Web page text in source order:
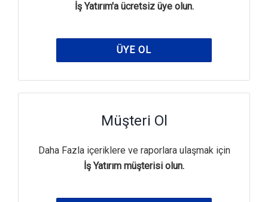
İş Yatırım'a ücretsiz üye olun.
ÜYE OL
Müşteri Ol
Daha Fazla içeriklere ve raporlara ulaşmak için
İş Yatırım müşterisi olun.